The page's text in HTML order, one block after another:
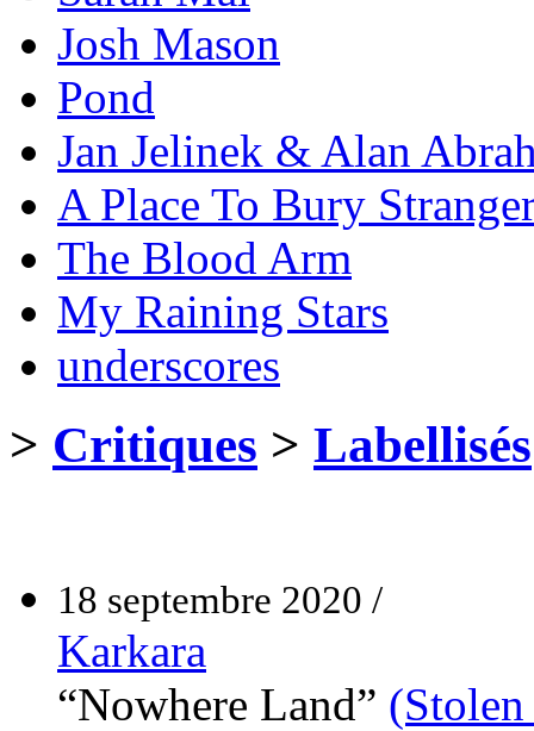
Josh Mason
Pond
Jan Jelinek & Alan
A Place To Bury
The Blood Arm
My Raining Stars
underscores
> Critiques > Labellisés
18 septembre 2020 /
Karkara
“Nowhere Land”